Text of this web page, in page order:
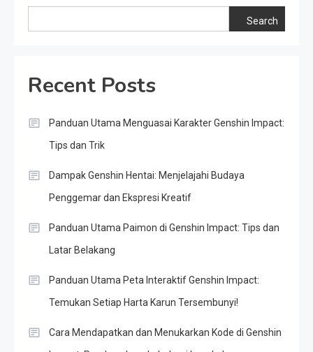
Search
Recent Posts
Panduan Utama Menguasai Karakter Genshin Impact:
Tips dan Trik
Dampak Genshin Hentai: Menjelajahi Budaya
Penggemar dan Ekspresi Kreatif
Panduan Utama Paimon di Genshin Impact: Tips dan
Latar Belakang
Panduan Utama Peta Interaktif Genshin Impact:
Temukan Setiap Harta Karun Tersembunyi!
Cara Mendapatkan dan Menukarkan Kode di Genshin